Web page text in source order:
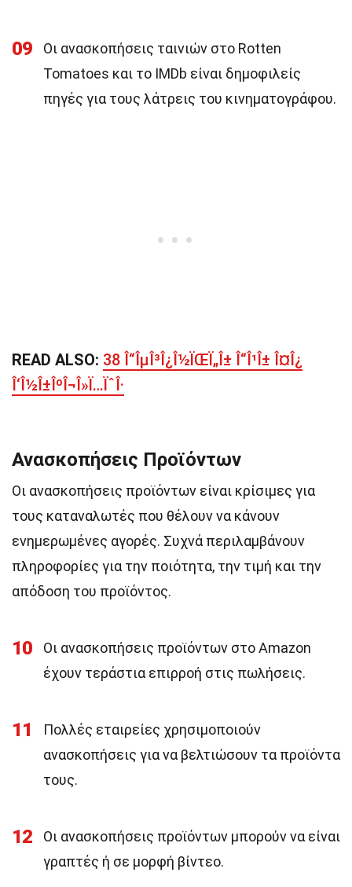
09
Οι ανασκοπήσεις ταινιών στο Rotten
Tomatoes και το IMDb είναι δημοφιλείς
πηγές για τους λάτρεις του κινηματογράφου.
READ ALSO: 38 Î“ÎµÎ³Î¿Î½ÏŒÏ„Î± Î“Î¹Î± Î¤Î¿
Î‘Î½Î±ÎºÎ¬Î»Ï…ÏˆÎ·
Ανασκοπήσεις Προϊόντων
Οι ανασκοπήσεις προϊόντων είναι κρίσιμες για
τους καταναλωτές που θέλουν να κάνουν
ενημερωμένες αγορές. Συχνά περιλαμβάνουν
πληροφορίες για την ποιότητα, την τιμή και την
απόδοση του προϊόντος.
10
Οι ανασκοπήσεις προϊόντων στο Amazon
έχουν τεράστια επιρροή στις πωλήσεις.
11
Πολλές εταιρείες χρησιμοποιούν
ανασκοπήσεις για να βελτιώσουν τα προϊόντα
τους.
12
Οι ανασκοπήσεις προϊόντων μπορούν να είναι
γραπτές ή σε μορφή βίντεο.